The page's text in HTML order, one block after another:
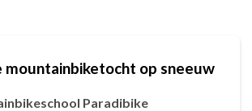
mountainbiketocht op sneeuw
Paradibike